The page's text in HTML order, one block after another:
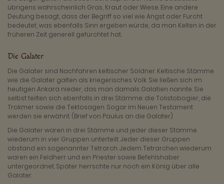
übrigens wahrscheinlich Gras, Kraut oder Wiese. Eine andere
Deutung besagt, dass der Begriff so viel wie Angst oder Furcht
bedeutet, was ebenfalls Sinn ergeben würde, da man Kelten in der
früheren Zeit generell gefürchtet hat.
Die Galater
Die Galater sind Nachfahren keltischer Söldner. Keltische Stämme
wie die Galater galten als kriegerisches Volk. Sie ließen sich im
heutigen Ankara nieder, das man damals Galatien nannte. Sie
selbst teilten sich ebenfalls in drei Stämme: die Tolistobogier, die
Trokmer sowie die Tektosagen. Sogar im Neuen Testament
werden sie erwähnt. (Brief von Paulus an die Galater)
Die Galater waren in drei Stämme und jeder dieser Stämme
wiederum in vier Gruppen unterteilt. Jeder dieser Gruppen
obstand ein sogenannter Tetrarch. Jedem Tetrarchen wiederum
waren ein Feldherr und ein Priester sowie Befehlshaber
untergeordnet. Später herrschte nur noch ein König über alle
Galater.